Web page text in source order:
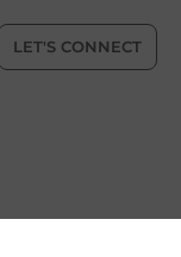
LET'S CONNECT